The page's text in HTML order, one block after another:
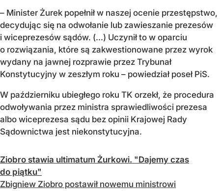
– Minister Żurek popełnił w naszej ocenie przestępstwo,
decydując się na odwołanie lub zawieszanie prezesów
i wiceprezesów sądów. (...) Uczynił to w oparciu
o rozwiązania, które są zakwestionowane przez wyrok
wydany na jawnej rozprawie przez Trybunał
Konstytucyjny w zeszłym roku – powiedział poseł PiS.
W październiku ubiegłego roku TK orzekł, że procedura
odwoływania przez ministra sprawiedliwości prezesa
albo wiceprezesa sądu bez opinii Krajowej Rady
Sądownictwa jest niekonstytucyjna.
Ziobro stawia ultimatum Żurkowi. "Dajemy czas
do piątku"
Zbigniew Ziobro postawił nowemu ministrowi